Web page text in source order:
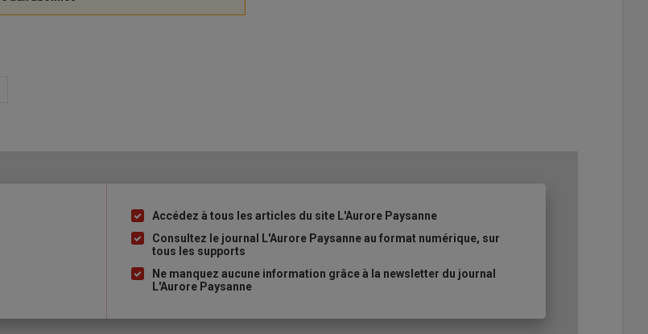
Liste
à
puce
Accédez à tous les articles du site L'Aurore Paysanne
Consultez le journal L'Aurore Paysanne au format numérique, sur
tous les supports
Ne manquez aucune information grâce à la newsletter du journal
L'Aurore Paysanne